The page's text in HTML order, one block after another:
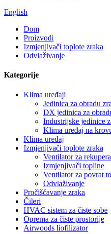
English
Dom
Proizvodi
Izmjenjivači toplote zraka
Odvlaživanje
Kategorije
Klima uređaji
Jedinica za obradu
DX jedinica za
Industrijske jedinice
Klima uređaj na
Klima uređaj
Izmjenjivači toplote zraka
Ventilator za
Izmjenjivači topline
Ventilator za povrat
Odvlaživanje
Pročišćavanje zraka
Čileri
HVAC sistem za čiste sobe
Oprema za čiste prostorije
Airwoods liofilizator